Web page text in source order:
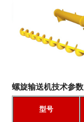
螺旋输送机技术参数
型号